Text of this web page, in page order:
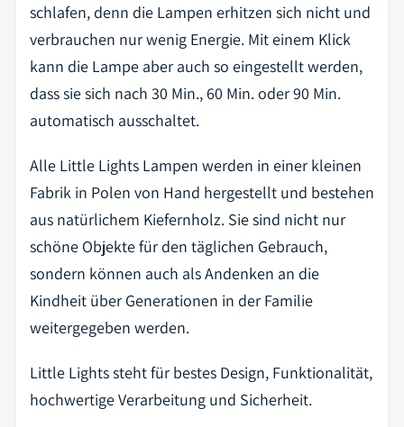
schlafen, denn die Lampen erhitzen sich nicht und
verbrauchen nur wenig Energie. Mit einem Klick
kann die Lampe aber auch so eingestellt werden,
dass sie sich nach 30 Min., 60 Min. oder 90 Min.
automatisch ausschaltet.
Alle Little Lights Lampen werden in einer kleinen
Fabrik in Polen von Hand hergestellt und bestehen
aus natürlichem Kiefernholz. Sie sind nicht nur
schöne Objekte für den täglichen Gebrauch,
sondern können auch als Andenken an die
Kindheit über Generationen in der Familie
weitergegeben werden.
Little Lights steht für bestes Design, Funktionalität,
hochwertige Verarbeitung und Sicherheit.